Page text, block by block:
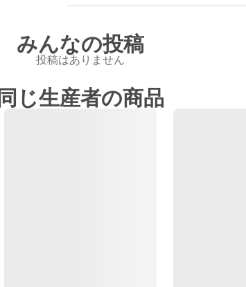
みんなの投稿
投稿はありません
同じ生産者の商品